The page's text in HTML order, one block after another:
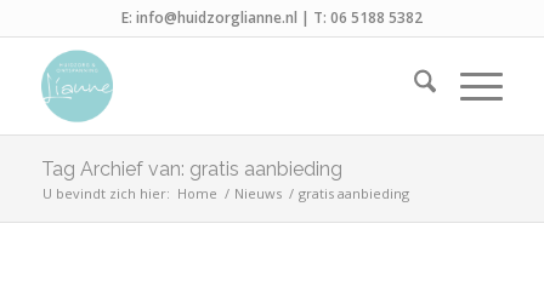
E: info@huidzorglianne.nl | T: 06 5188 5382
Tag Archief van: gratis aanbieding
U bevindt zich hier: Home / Nieuws / gratis aanbieding